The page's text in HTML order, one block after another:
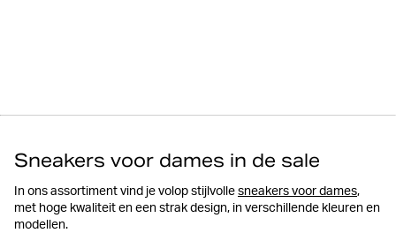
Sneakers voor dames in de sale
In ons assortiment vind je volop stijlvolle sneakers voor dames,
met hoge kwaliteit en een strak design, in verschillende kleuren en
modellen.